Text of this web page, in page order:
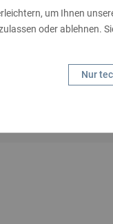
FASHION
HANDSCHUHE
um Ihnen
oder
Nur